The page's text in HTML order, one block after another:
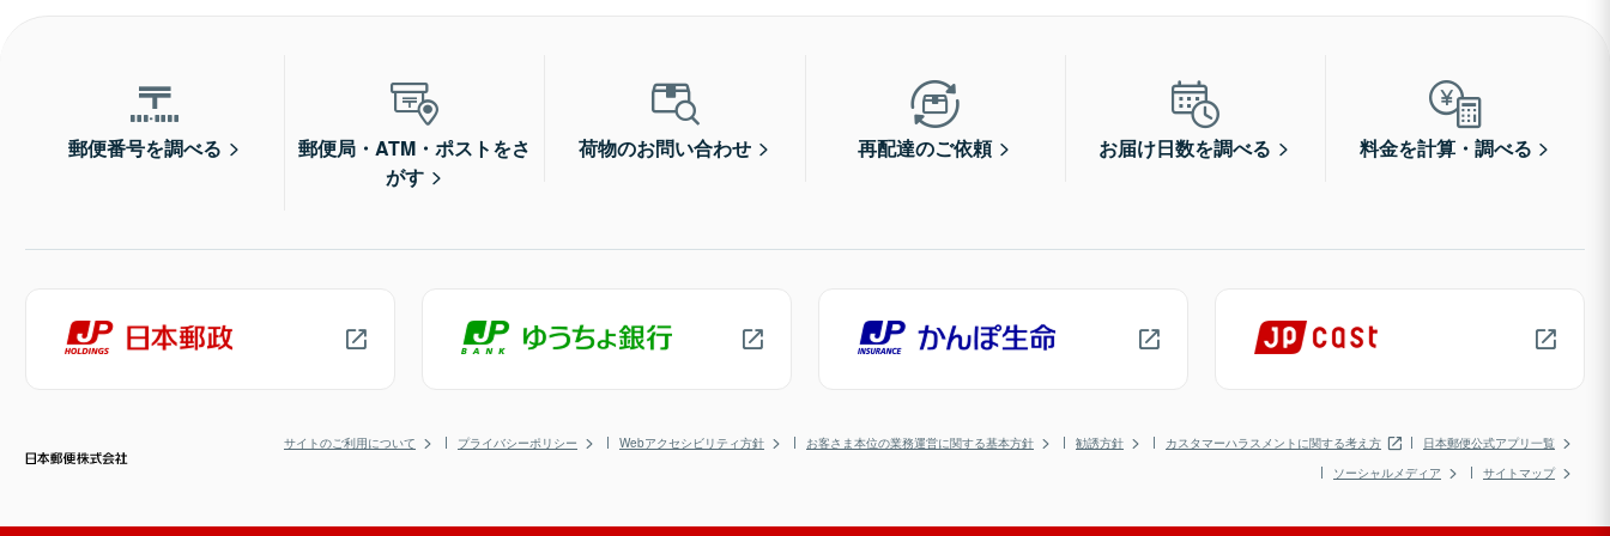
郵便番号を調べる
郵便局・ATM・ポストをさ
がす
荷物のお問い合わせ 再配達のご依頼 お届け日数を調べる 料金を計算・調べる
サイトのご利用について プライバシーポリシー Webアクセシビリティ方針 お客さま本位の業務運営に関する基本方針 勧誘方針 カスタマーハラスメントに関する考え方
日本郵便公式アプリ一覧
ソーシャルメディア
サイトマップ